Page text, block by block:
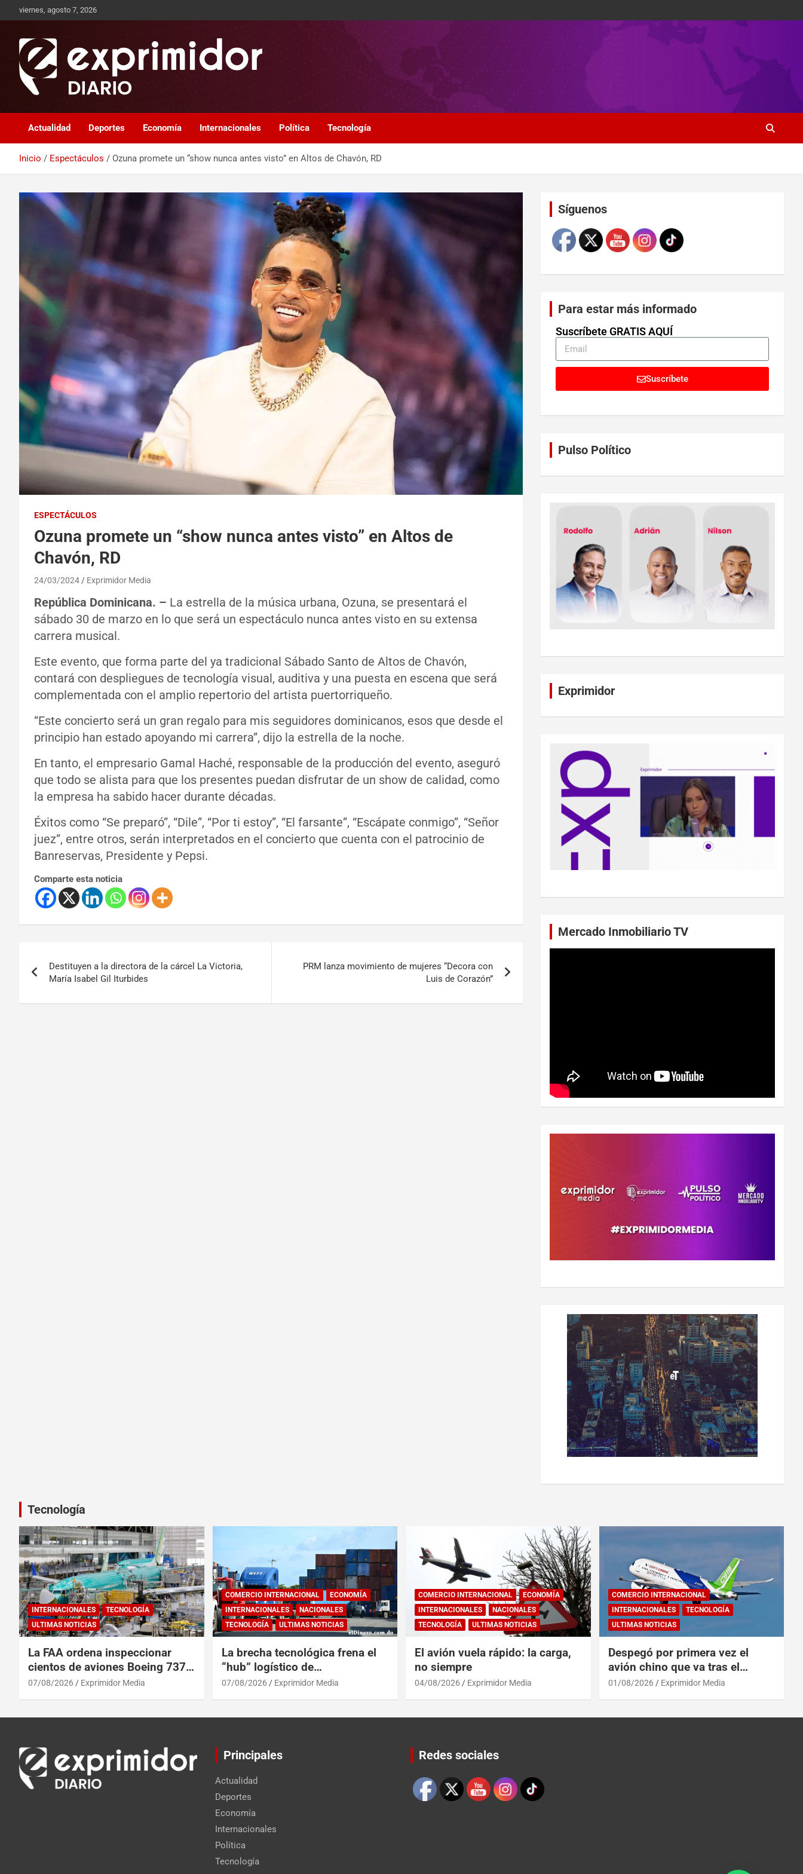
viernes, agosto 7, 2026
Exprimidor media
Actualidad Deportes Economía Internacionales Política Tecnología
Inicio Espectáculos Ozuna promete un “show nunca antes visto” en Altos de Chavón, RD
ESPECTÁCULOS
Ozuna promete un “show nunca antes visto” en Altos de
Chavón, RD
24/03/2024 Exprimidor Media
República Dominicana. – La estrella de la música urbana, Ozuna, se presentará el
sábado 30 de marzo en lo que será un espectáculo nunca antes visto en su extensa
carrera musical.
Este evento, que forma parte del ya tradicional Sábado Santo de Altos de Chavón,
contará con despliegues de tecnología visual, auditiva y una puesta en escena que será
complementada con el amplio repertorio del artista puertorriqueño.
“Este concierto será un gran regalo para mis seguidores dominicanos, esos que desde el
principio han estado apoyando mi carrera”, dijo la estrella de la noche.
En tanto, el empresario Gamal Haché, responsable de la producción del evento, aseguró
que todo se alista para que los presentes puedan disfrutar de un show de calidad, como
la empresa ha sabido hacer durante décadas.
Éxitos como “Se preparó”, “Dile”, “Por ti estoy”, “El farsante”, “Escápate conmigo”, “Señor
juez”, entre otros, serán interpretados en el concierto que cuenta con el patrocinio de
Banreservas, Presidente y Pepsi.
Comparte esta noticia
Destituyen a la directora de la cárcel La Victoria,
María Isabel Gil Iturbides
PRM lanza movimiento de mujeres “Decora con
Luis de Corazón”
SíguenosSet Youtube Channel ID
Para estar más informado
Suscríbete GRATIS AQUÍ
Suscríbete
Pulso Político
Exprimidor
Mercado Inmobiliario TV
Tecnología
INTERNACIONALES
TECNOLOGÍA
ULTIMAS NOTICIAS
La FAA ordena inspeccionar
cientos de aviones Boeing 737
Max por posibles grietas
07/08/2026 Exprimidor Media
COMERCIO INTERNACIONAL
ECONOMÍA
INTERNACIONALES
NACIONALES
TECNOLOGÍA
ULTIMAS NOTICIAS
La brecha tecnológica frena el
“hub” logístico de
Centroamérica y RD
07/08/2026 Exprimidor Media
COMERCIO INTERNACIONAL
ECONOMÍA
INTERNACIONALES
NACIONALES
TECNOLOGÍA
ULTIMAS NOTICIAS
El avión vuela rápido: la carga,
no siempre
04/08/2026 Exprimidor Media
COMERCIO INTERNACIONAL
INTERNACIONALES
TECNOLOGÍA
ULTIMAS NOTICIAS
Despegó por primera vez el
avión chino que va tras el
reinado del A319 en el Tíbet
01/08/2026 Exprimidor Media
Principales
Actualidad
Deportes
Economía
Internacionales
Política
Tecnología
Redes sociales
Set Youtube Channel ID